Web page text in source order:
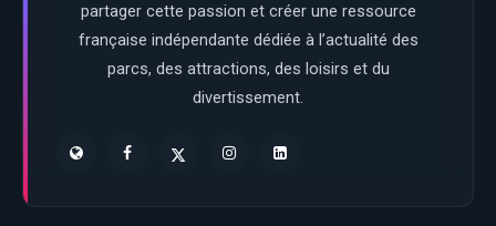
partager cette passion et créer une ressource
française indépendante dédiée à l’actualité des
parcs, des attractions, des loisirs et du
divertissement.